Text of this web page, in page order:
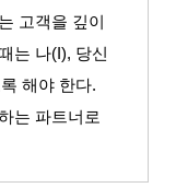
고객을 깊이
는 나(I), 당신
해야 한다.
는 파트너로